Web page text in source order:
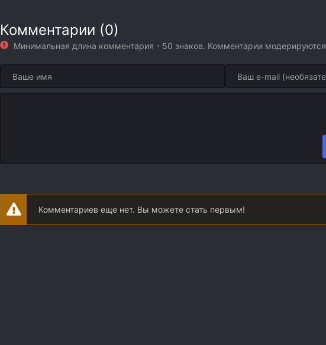
Комментарии (0)
Минимальная длина комментария - 50 знаков. Комментарии модерируются
Комментариев еще нет. Вы можете стать первым!